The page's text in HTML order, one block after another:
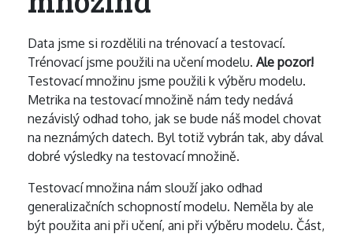
Data jsme si rozdělili na trénovací a testovací.
Trénovací jsme použili na učení modelu. Ale pozor!
Testovací množinu jsme použili k výběru modelu.
Metrika na testovací množině nám tedy nedává
nezávislý odhad toho, jak se bude náš model chovat
na neznámých datech. Byl totiž vybrán tak, aby dával
dobré výsledky na testovací množině.
Testovací množina nám slouží jako odhad
generalizačních schopností modelu. Neměla by ale
být použita ani při učení, ani při výběru modelu. Část,